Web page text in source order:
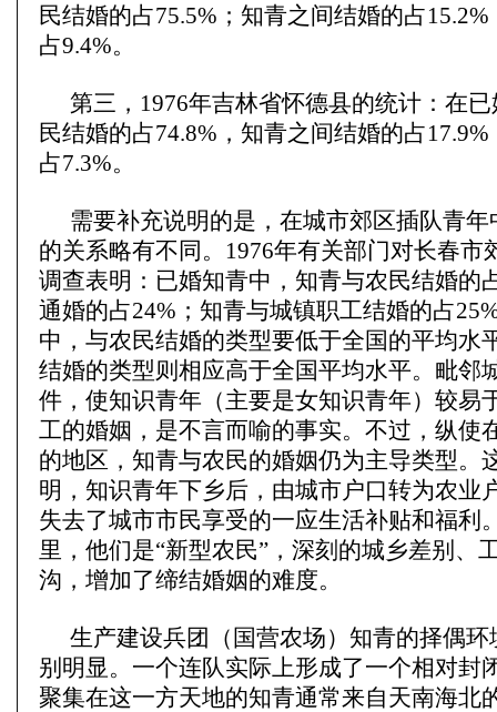
民结婚的占75.5%；知青之间结婚的占
占9.4%。
第三，1976年吉林省怀德县的统计：在
民结婚的占74.8%，知青之间结婚的占
占7.3%。
需要补充说明的是，在城市郊区插队青
的关系略有不同。1976年有关部门对长春市
调查表明：已婚知青中，知青与农民结婚的
通婚的占24%；知青与城镇职工结婚的占
中，与农民结婚的类型要低于全国的平均水
结婚的类型则相应高于全国平均水平。毗邻
件，使知识青年（主要是女知识青年）较易
工的婚姻，是不言而喻的事实。不过，纵使
的地区，知青与农民的婚姻仍为主导类型。
明，知识青年下乡后，由城市户口转为农业
失去了城市市民享受的一应生活补贴和福利
里，他们是“新型农民”，深刻的城乡差别、
沟，增加了缔结婚姻的难度。
生产建设兵团（国营农场）知青的择偶
别明显。一个连队实际上形成了一个相对封
聚集在这一方天地的知青通常来自天南海北